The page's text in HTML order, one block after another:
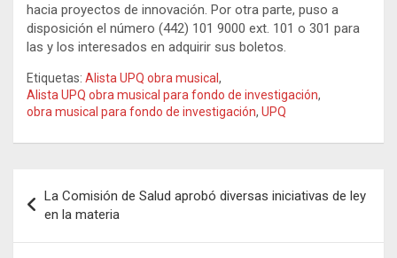
hacia proyectos de innovación. Por otra parte, puso a
disposición el número (442) 101 9000 ext. 101 o 301 para
las y los interesados en adquirir sus boletos.
Etiquetas: Alista UPQ obra musical ,
Alista UPQ obra musical para fondo de investigación,
obra musical para fondo de investigación, UPQ
de
entradas
La Comisión de Salud aprobó diversas iniciativas de ley
en la materia